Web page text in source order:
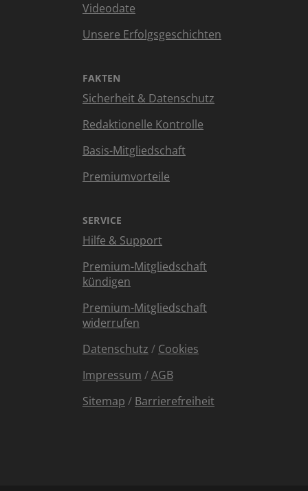
Videodate
Unsere Erfolgsgeschichten
FAKTEN
Sicherheit & Datenschutz
Redaktionelle Kontrolle
Basis-Mitgliedschaft
Premiumvorteile
SERVICE
Hilfe & Support
Premium-Mitgliedschaft
kündigen
Premium-Mitgliedschaft
widerrufen
Datenschutz / Cookies
Impressum /AGB
Sitemap / Barrierefreiheit